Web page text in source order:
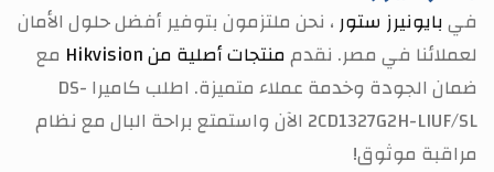
فيبايونيرز ستور، نحن ملتزمون بتوفير أفضل حلول الأمان
لعملائنا في مصر. نقدممنتجات أصلية من Hikvision
مع
ضمان الجودة وخدمة عملاء متميزة. اطلب كاميراDS-
2CD1327G2H-LIUF/SL الآن واستمتع براحة البال مع نظام
مراقبة موثوق!